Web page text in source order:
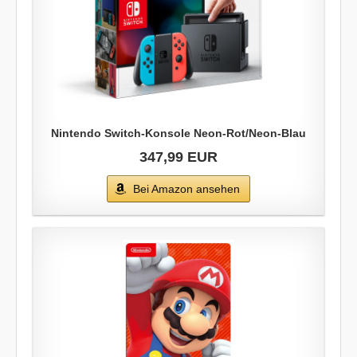
Nintendo Switch-Konsole Neon-Rot/Neon-Blau
347,99 EUR
Bei Amazon ansehen